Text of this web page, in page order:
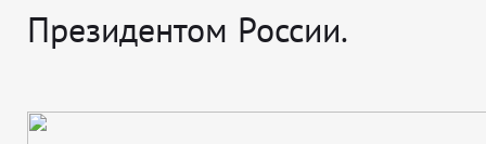
Президентом России.